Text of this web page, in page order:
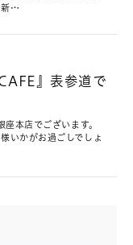
新…
』表参道で
本店でございます。
いかがお過ごしでしょ